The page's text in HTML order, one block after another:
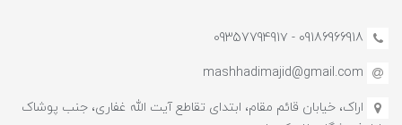
09186966918 - 0935779491۷
mashhadimajid@gmail.com
اراک، خیابان قائم مقام، ابتدای تقاطع آیت الله غفاری، جنب پوشاک